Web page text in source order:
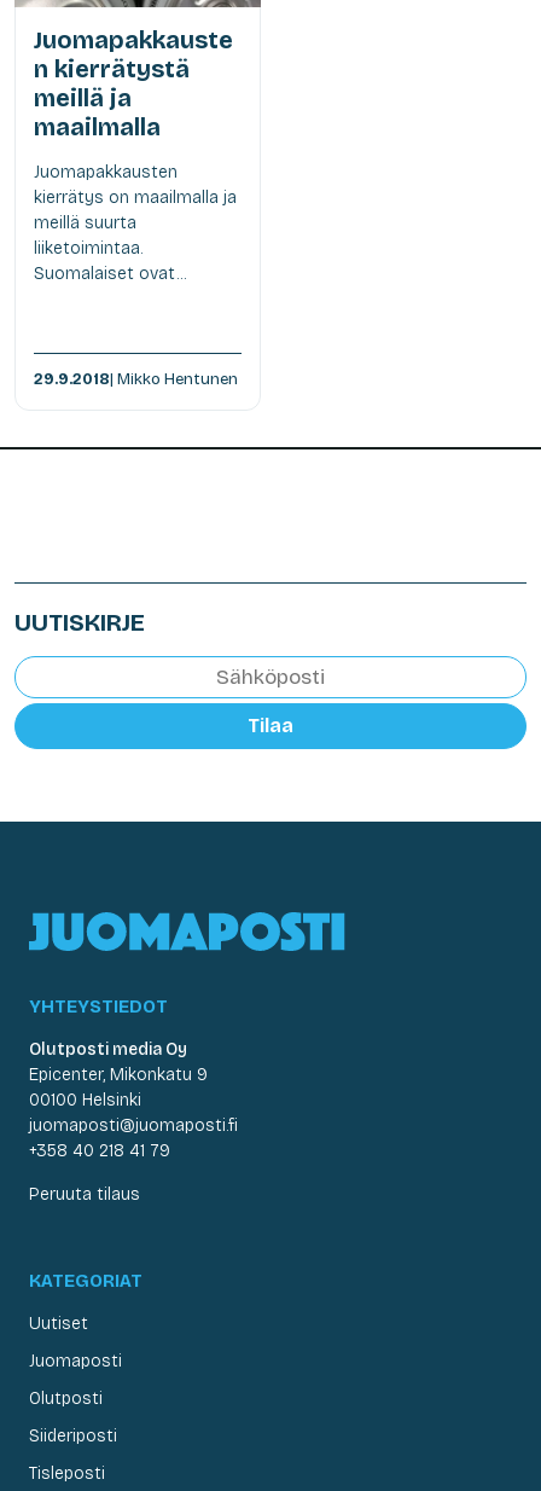
Juomapakkauste
n kierrätystä
meillä ja
maailmalla
Juomapakkausten
kierrätys on maailmalla ja
meillä suurta
liiketoimintaa.
Suomalaiset ovat...
29.9.2018| Mikko Hentunen
UUTISKIRJE
Tilaa
YHTEYSTIEDOT
Olutposti media Oy
Epicenter, Mikonkatu 9
00100 Helsinki
juomaposti@juomaposti.fi
+358 40 218 41 79
Peruuta tilaus
KATEGORIAT
Uutiset
Juomaposti
Olutposti
Siideriposti
Tisleposti